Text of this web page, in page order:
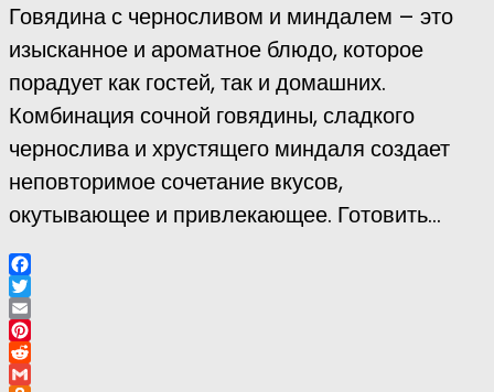
Говядина с черносливом и миндалем – это
изысканное и ароматное блюдо, которое
порадует как гостей, так и домашних.
Комбинация сочной говядины, сладкого
чернослива и хрустящего миндаля создает
неповторимое сочетание вкусов,
окутывающее и привлекающее. Готовить...
Facebook
Twitter
Email
Pinterest
Reddit